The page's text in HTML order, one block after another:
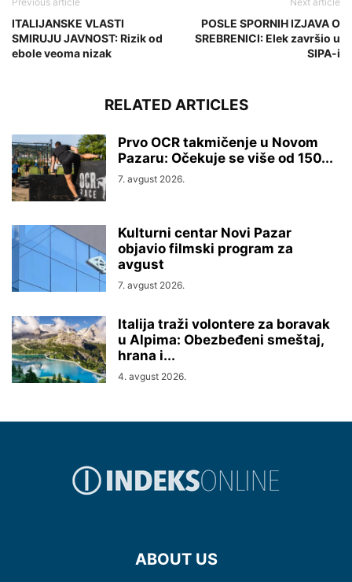
ITALIJANSKE VLASTI
SMIRUJU JAVNOST: Rizik od
ebole veoma nizak
POSLE SPORNIH IZJAVA O
SREBRENICI: Elek završio u
SIPA-i
RELATED ARTICLES
Prvo OCR takmičenje u Novom
Pazaru: Očekuje se više od 150...
7. avgust 2026.
Kulturni centar Novi Pazar
objavio filmski program za
avgust
7. avgust 2026.
Italija traži volontere za boravak
u Alpima: Obezbeđeni smeštaj,
hrana i...
4. avgust 2026.
ABOUT US